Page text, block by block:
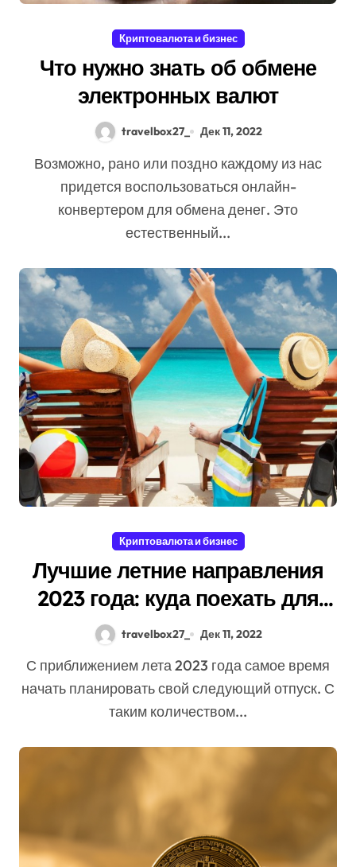
Криптовалюта и бизнес
Что нужно знать об обмене
электронных валют
travelbox27_ Дек 11, 2022
Возможно, рано или поздно каждому из нас
придется воспользоваться онлайн-
конвертером для обмена денег. Это
естественный...
Криптовалюта и бизнес
Лучшие летние направления
2023 года: куда поехать для
незабываемого отпуска
travelbox27_ Дек 11, 2022
С приближением лета 2023 года самое время
начать планировать свой следующий отпуск. С
таким количеством...